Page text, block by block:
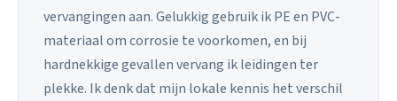
vervangingen aan. Gelukkig gebruik ik PE en PVC-
materiaal om corrosie te voorkomen, en bij
hardnekkige gevallen vervang ik leidingen ter
plekke. Ik denk dat mijn lokale kennis het verschil